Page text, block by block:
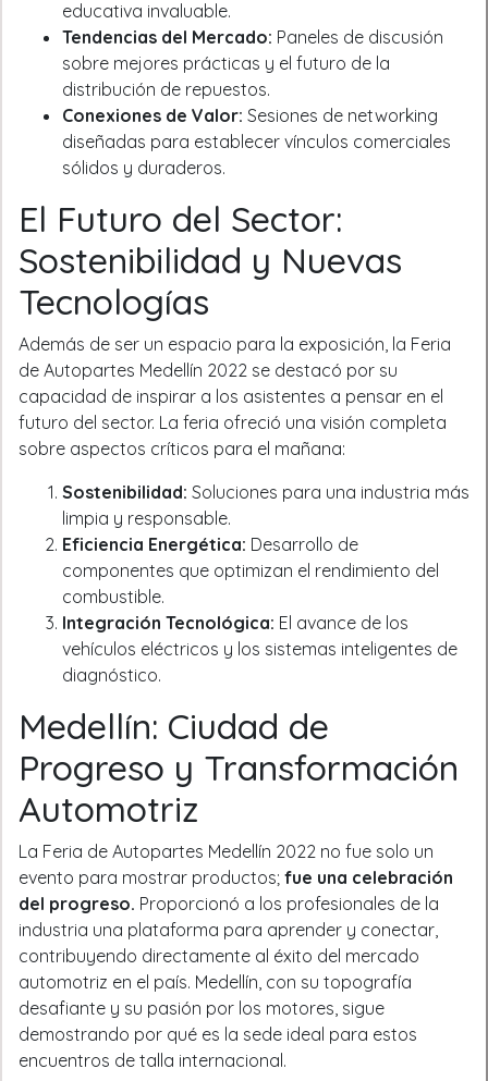
educativa invaluable.
Tendencias del Mercado: Paneles de discusión
sobre mejores prácticas y el futuro de la
distribución de repuestos.
Conexiones de Valor: Sesiones de networking
diseñadas para establecer vínculos comerciales
sólidos y duraderos.
El Futuro del Sector:
Sostenibilidad y Nuevas
Tecnologías
Además de ser un espacio para la exposición, la Feria
de Autopartes Medellín 2022 se destacó por su
capacidad de inspirar a los asistentes a pensar en el
futuro del sector. La feria ofreció una visión completa
sobre aspectos críticos para el mañana:
Sostenibilidad: Soluciones para una industria más
limpia y responsable.
Eficiencia Energética: Desarrollo de
componentes que optimizan el rendimiento del
combustible.
Integración Tecnológica: El avance de los
vehículos eléctricos y los sistemas inteligentes de
diagnóstico.
Medellín: Ciudad de
Progreso y Transformación
Automotriz
La Feria de Autopartes Medellín 2022 no fue solo un
evento para mostrar productos; fue una celebración
del progreso. Proporcionó a los profesionales de la
industria una plataforma para aprender y conectar,
contribuyendo directamente al éxito del mercado
automotriz en el país. Medellín, con su topografía
desafiante y su pasión por los motores, sigue
demostrando por qué es la sede ideal para estos
encuentros de talla internacional.